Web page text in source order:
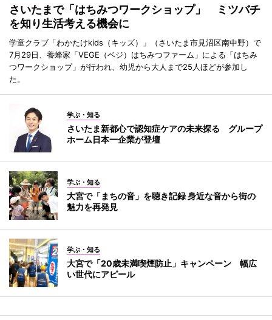
さいたまで「はちみつワークショップ」 ミツバチ
を知り生活考える機会に
学童クラブ「わかたけkids（キッズ）」（さいたま市見沼区南中野）で
7月29日、養蜂家「VEGE（ベジ）はちみつファーム」による「はちみ
つワークショップ」が行われ、幼児から大人まで25人ほどが参加し
た。
学ぶ・知る
さいたま新都心で認知症ケアの未来探る グループ
ホーム日本一企業が登壇
学ぶ・知る
大宮で「まちの音」を聴き記録 身近な音から街の
魅力を再発見
学ぶ・知る
大宮で「20歳未満喫煙防止」キャンペーン 幅広
い世代にアピール